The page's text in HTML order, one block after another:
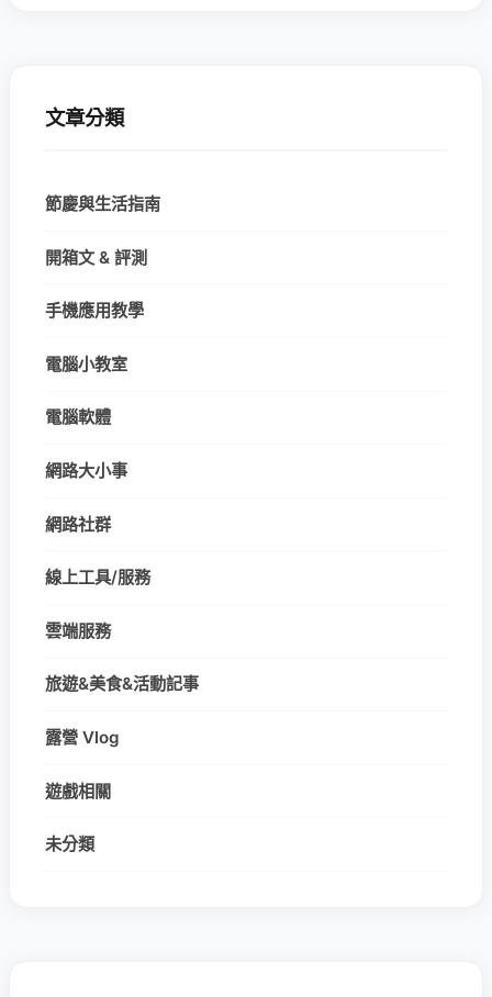
文章分類
節慶與生活指南
開箱文 & 評測
手機應用教學
電腦小教室
電腦軟體
網路大小事
網路社群
線上工具/服務
雲端服務
旅遊&美食&活動記事
露營 Vlog
遊戲相關
未分類